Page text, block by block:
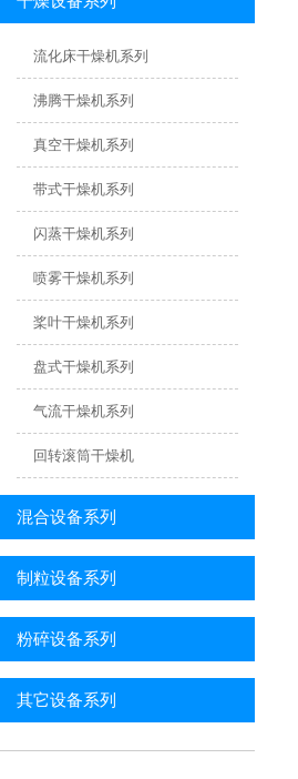
流化床干燥机系列
沸腾干燥机系列
真空干燥机系列
带式干燥机系列
闪蒸干燥机系列
喷雾干燥机系列
桨叶干燥机系列
盘式干燥机系列
气流干燥机系列
回转滚筒干燥机
混合设备系列
制粒设备系列
粉碎设备系列
其它设备系列